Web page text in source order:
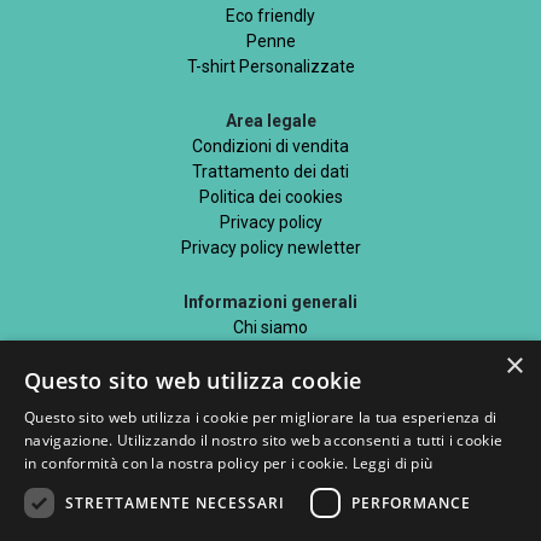
Eco friendly
Penne
T-shirt Personalizzate
Area legale
Condizioni di vendita
Trattamento dei dati
Politica dei cookies
Privacy policy
Privacy policy newletter
Informazioni generali
Chi siamo
Blog
×
Questo sito web utilizza cookie
Questo sito web utilizza i cookie per migliorare la tua esperienza di
navigazione. Utilizzando il nostro sito web acconsenti a tutti i cookie
in conformità con la nostra policy per i cookie. Leggi di più
STRETTAMENTE NECESSARI
PERFORMANCE